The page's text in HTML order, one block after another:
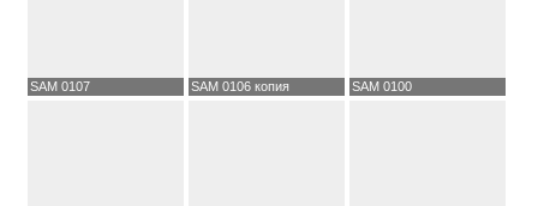
SAM 0107 SAM 0106 копия SAM 0100